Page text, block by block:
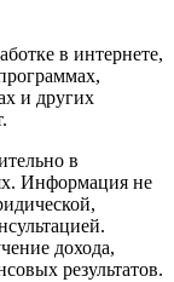
в интернете,
и других
в
Информация не
дохода,
результатов.